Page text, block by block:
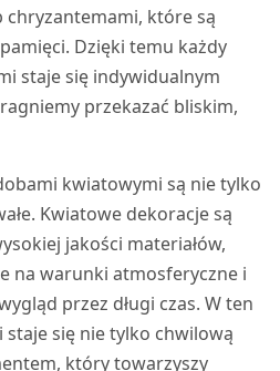
chryzantemami, które są
Dzięki temu każdy
staje się indywidualnym
przekazać bliskim,
kwiatowymi są nie tylko
Kwiatowe dekoracje są
jakości materiałów,
na warunki atmosferyczne i
przez długi czas. W ten
się nie tylko chwilową
który towarzyszy